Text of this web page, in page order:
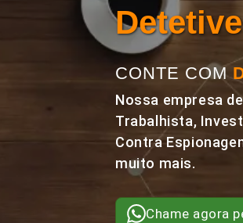
CONTE COM
Nossa empresa
Trabalhista,
Contra
muito mais.
Chame agora